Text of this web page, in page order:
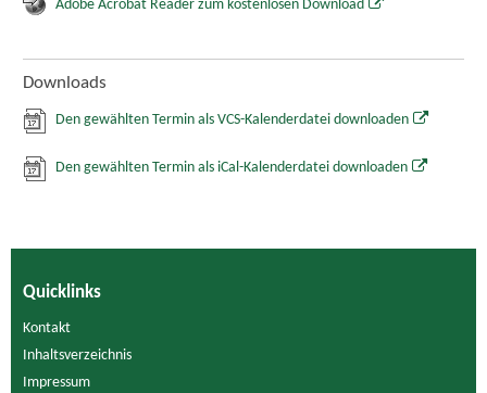
Adobe Acrobat Reader zum kostenlosen Download
Downloads
Den gewählten Termin als VCS-Kalenderdatei downloaden
Den gewählten Termin als iCal-Kalenderdatei downloaden
Quicklinks
Kontakt
Inhaltsverzeichnis
Impressum